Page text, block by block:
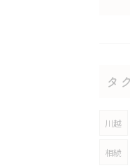
タ
川越
相続